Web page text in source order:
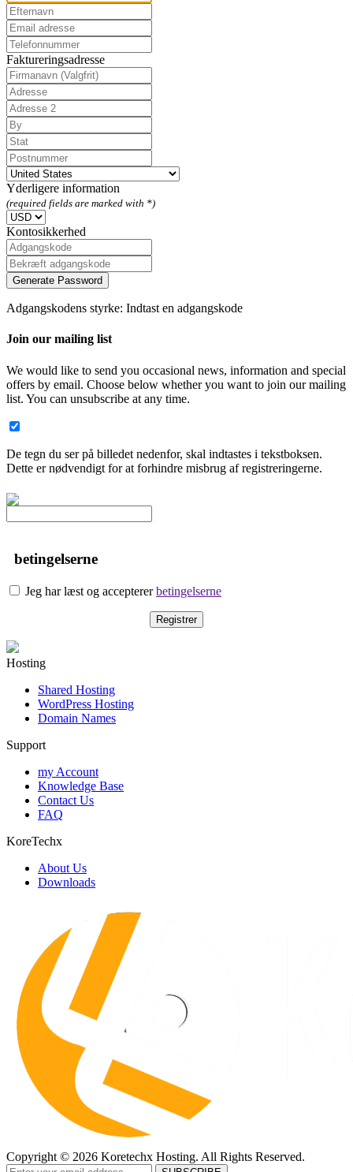
Faktureringsadresse
Yderligere information
(required fields are marked with *)
Kontosikkerhed
Generate Password
Adgangskodens styrke: Indtast en adgangskode
Join our mailing list
We would like to send you occasional news, information and special
offers by email. Choose below whether you want to join our mailing
list. You can unsubscribe at any time.
De tegn du ser på billedet nedenfor, skal indtastes i tekstboksen.
Dette er nødvendigt for at forhindre misbrug af registreringerne.
betingelserne
Jeg har læst og acceptererbetingelserne
Hosting
Shared Hosting
WordPress Hosting
Domain Names
Support
my Account
Knowledge Base
Contact Us
FAQ
KoreTechx
About Us
Downloads
Copyright © 2026 Koretechx Hosting. All Rights Reserved.